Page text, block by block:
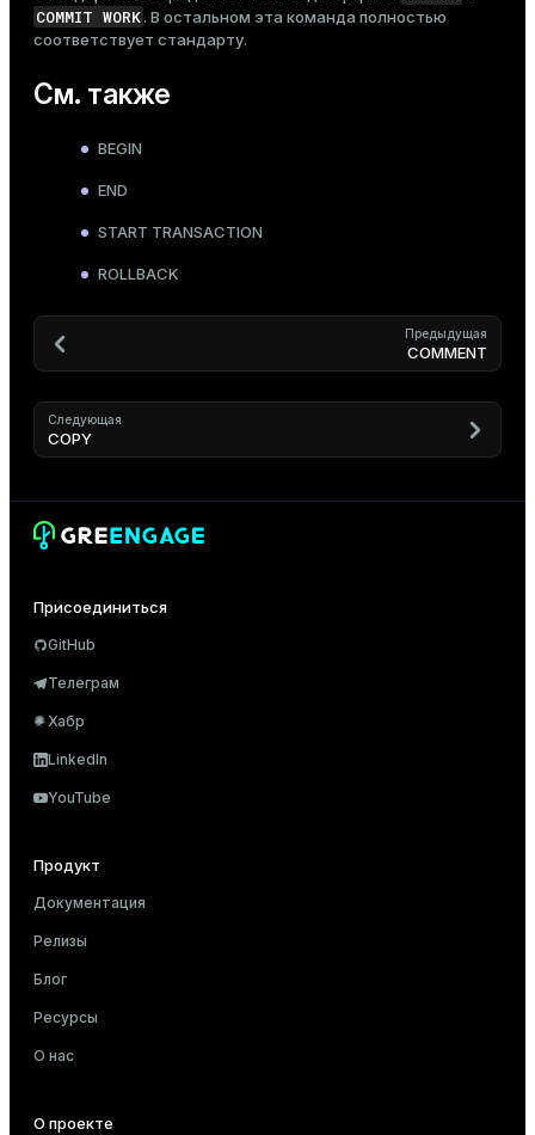
COMMIT WORK. В остальном эта команда полностью
соответствует стандарту.
См. также
BEGIN
END
START TRANSACTION
ROLLBACK
Предыдущая
COMMENT
Следующая
COPY
Присоединиться
GitHub
Телеграм
Хабр
LinkedIn
YouTube
Продукт
Документация
Релизы
Блог
Ресурсы
О нас
О проекте